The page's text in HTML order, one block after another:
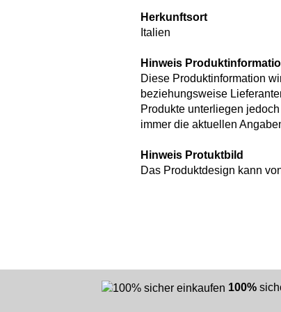
Herkunftsort
Italien
Hinweis
Diese Produktinformation
beziehungsweise
Produkte unterliegen
immer die aktuellen
Hinweis Protuktbild
Das Produktdesign kann
100%